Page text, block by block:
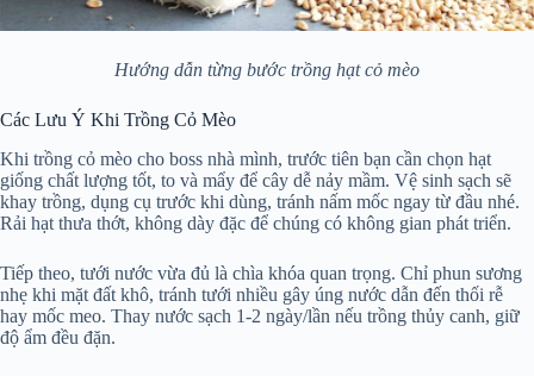
Hướng dẫn từng bước trồng hạt cỏ mèo
Các Lưu Ý Khi Trồng Cỏ Mèo
Khi trồng cỏ mèo cho boss nhà mình, trước tiên bạn cần chọn hạt
giống chất lượng tốt, to và mẩy để cây dễ nảy mầm. Vệ sinh sạch sẽ
khay trồng, dụng cụ trước khi dùng, tránh nấm mốc ngay từ đầu nhé.
Rải hạt thưa thớt, không dày đặc để chúng có không gian phát triển.
Tiếp theo, tưới nước vừa đủ là chìa khóa quan trọng. Chỉ phun sương
nhẹ khi mặt đất khô, tránh tưới nhiều gây úng nước dẫn đến thối rễ
hay mốc meo. Thay nước sạch 1-2 ngày/lần nếu trồng thủy canh, giữ
độ ẩm đều đặn.